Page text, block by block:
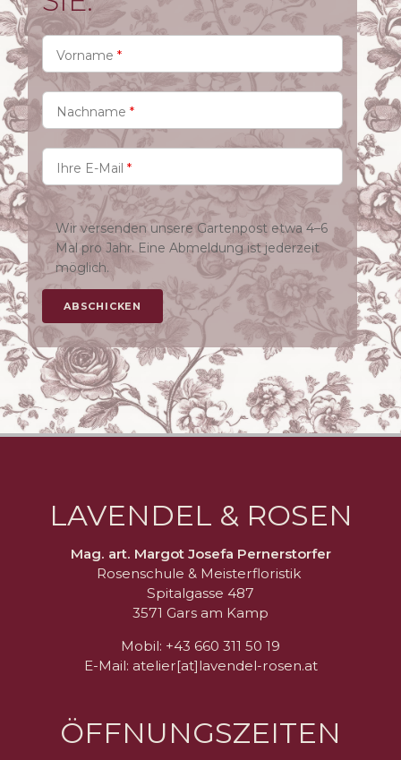
Vorname *
Nachname *
Ihre E-Mail *
Wir versenden unsere Gartenpost etwa 4–6
Mal pro Jahr. Eine Abmeldung ist jederzeit
möglich.
LAVENDEL & ROSEN
Mag. art. Margot Josefa Pernerstorfer
Rosenschule & Meisterfloristik
Spitalgasse 487
3571 Gars am Kamp
Mobil: +43 660 311 50 19
E-Mail: atelier[at]lavendel-rosen.at
ÖFFNUNGSZEITEN